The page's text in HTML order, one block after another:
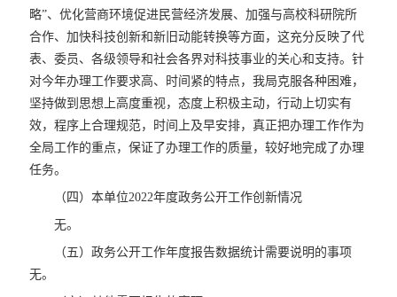
略”、优化营商环境促进民营经济发展、加强与高校科研院所
合作、加快科技创新和新旧动能转换等方面，这充分反映了代
表、委员、各级领导和社会各界对科技事业的关心和支持。针
对今年办理工作要求高、时间紧的特点，我局克服各种困难，
坚持做到思想上高度重视，态度上积极主动，行动上切实有
效，程序上合理规范，时间上及早安排，真正把办理工作作为
全局工作的重点，保证了办理工作的质量，较好地完成了办理
任务。
（四）本单位2022年度政务公开工作创新情况
无。
（五）政务公开工作年度报告数据统计需要说明的事项
无。